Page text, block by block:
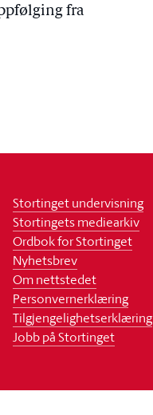
fra
Stortinget undervisning
Stortingets mediearkiv
Ordbok for Stortinget
Nyhetsbrev
Om nettstedet
Personvernerklæring
Tilgjengelighetserklæring
Jobb på Stortinget